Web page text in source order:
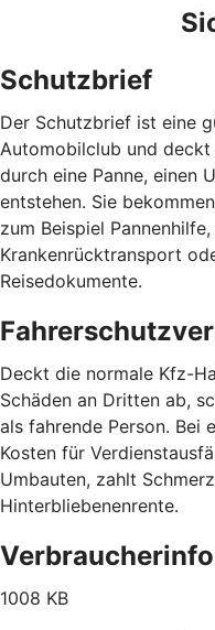
Schutzbrief
Der Schutzbrief ist eine
Automobilclub und
durch eine Panne, einen
entstehen. Sie
zum Beispiel
Krankenrücktransport
Reisedokumente.
Deckt die normale Kfz-
Schäden an Dritten ab,
als fahrende Person. Bei
Kosten für
Umbauten, zahlt
Hinterbliebenenrente.
1008 KB